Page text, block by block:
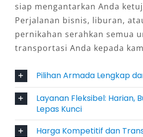
Mobil Elf bukan hanya populer
wisata, tapi juga sangat cocok
perjalanan ziarah, event
kunjungan sekolah, bahkan
membantu karena pengemudi
menguasai rute dan kondisi
dengan baik, menjamin
dan efisien.
siap mengantarkan Anda
Perjalanan bisnis, liburan,
pernikahan serahkan semua
transportasi Anda kepada
Pilihan Armada Lengkap
Layanan Fleksibel: Harian,
Lepas Kunci
Harga Kompetitif dan